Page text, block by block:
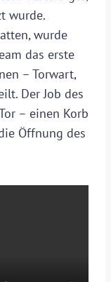
wurde.
wurde
das erste
– Torwart,
Der Job des
– einen Korb
Öffnung des